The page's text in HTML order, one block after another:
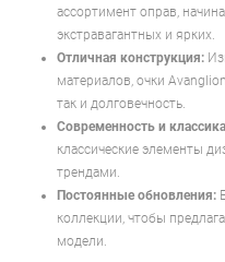
ассортимент оправ,
экстравагантных и ярких.
Отличная конструкция:
материалов, очки
так и долговечность.
Современность и
классические элементы
трендами.
Постоянные обновления:
коллекции, чтобы
модели.